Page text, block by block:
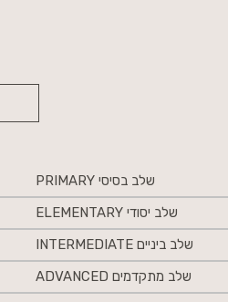
שלב בסיסי PRIMARY
שלב יסודי ELEMENTARY
שלב ביניים INTERMEDIATE
שלב מתקדמים ADVANCED